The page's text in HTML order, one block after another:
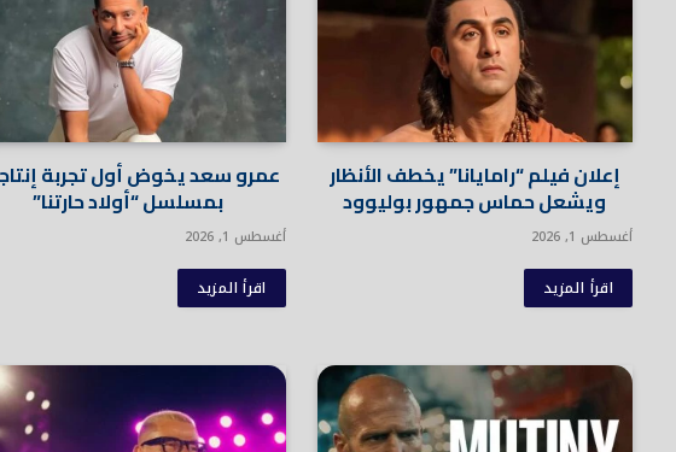
إعلان فيلم “رامايانا” يخطف الأنظار
ويشعل حماس جمهور بوليوود
أغسطس 1, 2026
اقرأ المزيد
عمرو سعد يخوض أول تجربة
بمسلسل “أولاد حارتنا”
أغسطس 1, 2026
اقرأ المزيد